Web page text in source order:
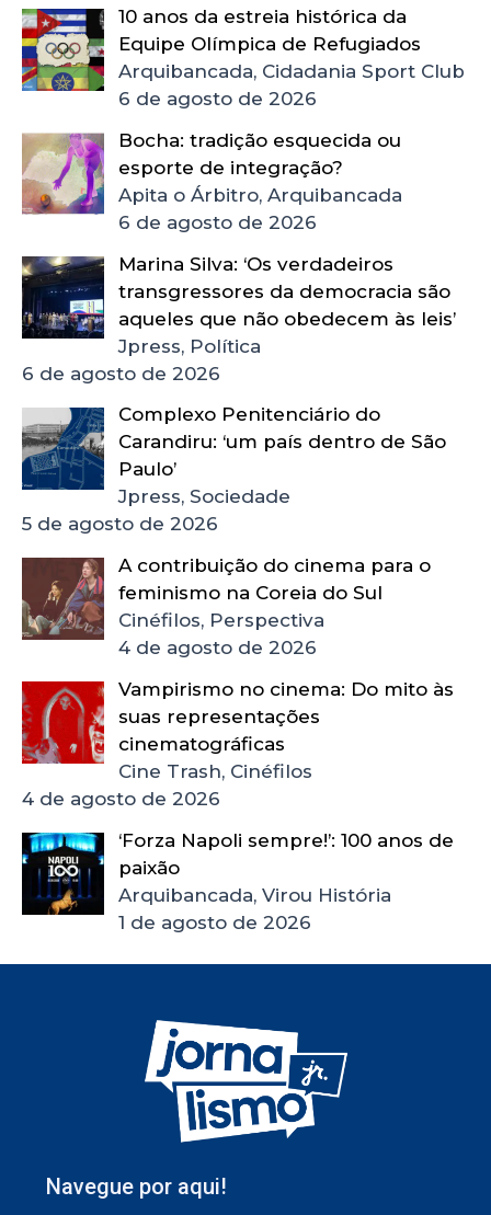
10 anos da estreia histórica da
Equipe Olímpica de Refugiados
Arquibancada, Cidadania Sport Club
6 de agosto de 2026
Bocha: tradição esquecida ou
esporte de integração?
Apita o Árbitro, Arquibancada
6 de agosto de 2026
Marina Silva: ‘Os verdadeiros
transgressores da democracia são
aqueles que não obedecem às leis’
Jpress, Política
6 de agosto de 2026
Complexo Penitenciário do
Carandiru: ‘um país dentro de São
Paulo’
Jpress, Sociedade
5 de agosto de 2026
A contribuição do cinema para o
feminismo na Coreia do Sul
Cinéfilos, Perspectiva
4 de agosto de 2026
Vampirismo no cinema: Do mito às
suas representações
cinematográficas
Cine Trash, Cinéfilos
4 de agosto de 2026
‘Forza Napoli sempre!’: 100 anos de
paixão
Arquibancada, Virou História
1 de agosto de 2026
Navegue por aqui!